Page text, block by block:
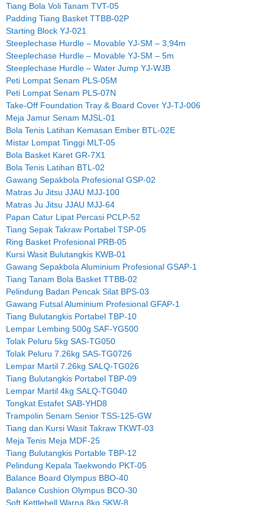
Tiang Bola Voli Tanam TVT-05
Padding Tiang Basket TTBB-02P
Starting Block YJ-021
Steeplechase Hurdle – Movable YJ-SM – 3,94m
Steeplechase Hurdle – Movable YJ-SM – 5m
Steeplechase Hurdle – Water Jump YJ-WJB
Peti Lompat Senam PLS-05M
Peti Lompat Senam PLS-07N
Take-Off Foundation Tray & Board Cover YJ-TJ-006
Meja Jamur Senam MJSL-01
Bola Tenis Latihan Kemasan Ember BTL-02E
Mistar Lompat Tinggi MLT-05
Bola Basket Karet GR-7X1
Bola Tenis Latihan BTL-02
Gawang Sepakbola Profesional GSP-02
Matras Ju Jitsu JJAU MJJ-100
Matras Ju Jitsu JJAU MJJ-64
Papan Catur Lipat Percasi PCLP-52
Tiang Sepak Takraw Portabel TSP-05
Ring Basket Profesional PRB-05
Kursi Wasit Bulutangkis KWB-01
Gawang Sepakbola Aluminium Profesional GSAP-1
Tiang Tanam Bola Basket TTBB-02
Pelindung Badan Pencak Silat BPS-03
Gawang Futsal Aluminium Profesional GFAP-1
Tiang Bulutangkis Portabel TBP-10
Lempar Lembing 500g SAF-YG500
Tolak Peluru 5kg SAS-TG050
Tolak Peluru 7.26kg SAS-TG0726
Lempar Martil 7.26kg SALQ-TG026
Tiang Bulutangkis Portabel TBP-09
Lempar Martil 4kg SALQ-TG040
Tongkat Estafet SAB-YHD8
Trampolin Senam Senior TSS-125-GW
Tiang dan Kursi Wasit Takraw TKWT-03
Meja Tenis Meja MDF-25
Tiang Bulutangkis Portable TBP-12
Pelindung Kepala Taekwondo PKT-05
Balance Board Olympus BBO-40
Balance Cushion Olympus BCO-30
Soft Kettlebell Warna 8kg SKW-8